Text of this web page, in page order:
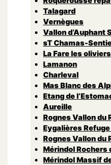
Talagard
Vernègues
Vallon d’Auphant
sT Chamas-
La Fare les oliviers
Lamanon
Charleval
Mas Blanc des
Etang de
Aureille
Rognes Vallon du
Eygalières
Rognes Vallon du
Mérindol Rochers
Mérindol Massif